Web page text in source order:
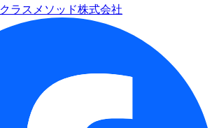
クラスメソッド株式会社